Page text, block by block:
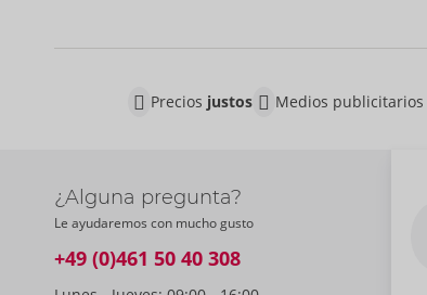
Precios justos Medios publicitarios
¿Alguna pregunta?
Le ayudaremos con mucho gusto
+49 (0)461 50 40 308